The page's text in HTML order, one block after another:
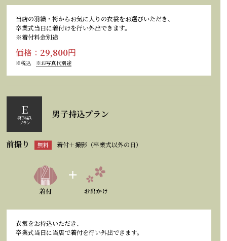
当店の羽織・袴からお気に入りの衣裳をお選びいただき、
卒業式当日に着付けを行い外出できます。
※着付料金別途
価格： 29,800円
※税込 ※お写真代別途
E
男子持込
プラン
男子持込プラン
前撮り 無料 着付＋撮影（卒業式以外の日）
衣裳をお持込いただき、
卒業式当日に当店で着付を行い外出できます。